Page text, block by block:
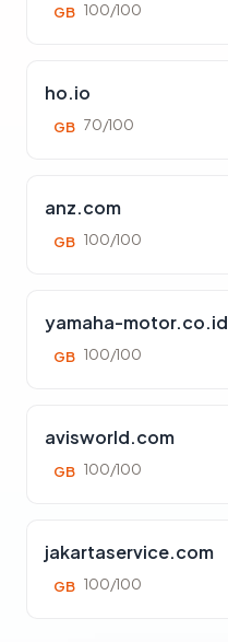
GB 100/100
ho.io
GB 70/100
anz.com
GB 100/100
yamaha-motor.co.id
GB 100/100
avisworld.com
GB 100/100
jakartaservice.com
GB 100/100